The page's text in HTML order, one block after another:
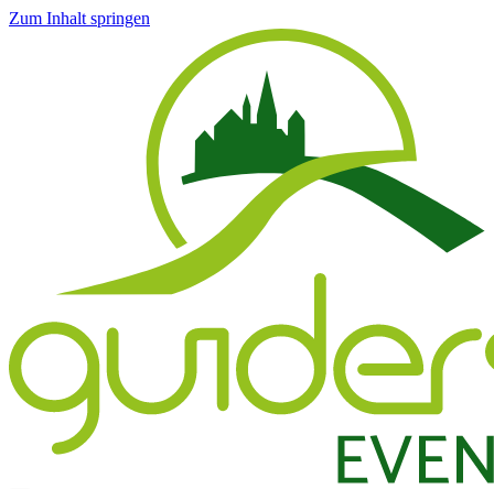
Zum Inhalt springen